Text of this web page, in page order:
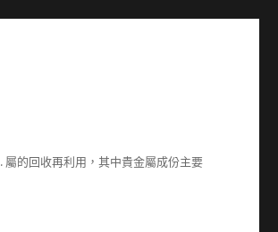
的回收再利用，其中貴金屬成份主要